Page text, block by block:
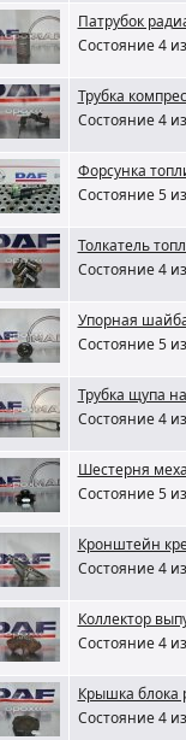
Патрубок
Состояние 4
Трубка
Состояние 4
Форсунка
Состояние 5
Толкатель
Состояние 4
Упорная
Состояние 5
Трубка щупа
Состояние 4
Шестерня
Состояние 5
Кронштейн
Состояние 4
Коллектор
Состояние 4
Крышка блока
Состояние 4